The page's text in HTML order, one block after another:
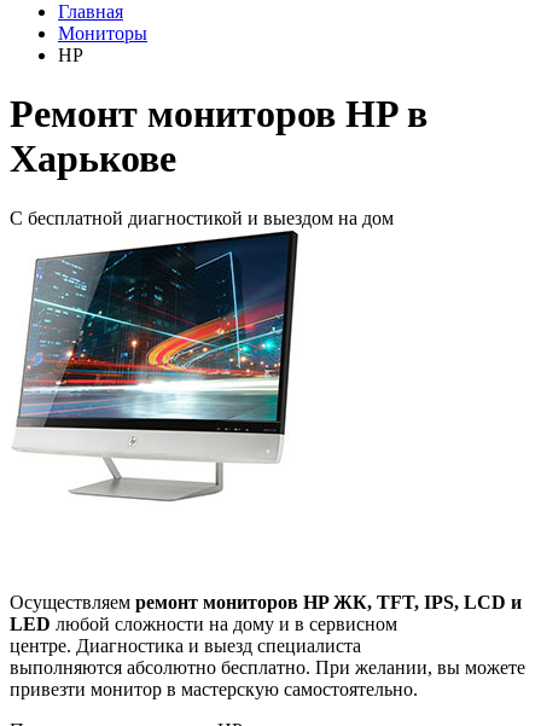
Главная
Мониторы
HP
Ремонт мониторов HP в
Харькове
С бесплатной диагностикой и выездом на дом
Осуществляем ремонт мониторов HP ЖК, TFT, IPS, LCD и
LED любой сложности на дому и в сервисном
центре. Диагностика и выезд специалиста
выполняются абсолютно бесплатно. При желании, вы можете
привезти монитор в мастерскую самостоятельно.